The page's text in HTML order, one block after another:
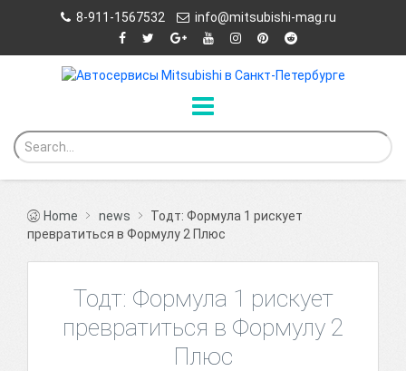
8-911-1567532 info@mitsubishi-mag.ru
Home news
Тодт: Формула 1 рискует
превратиться в Формулу 2 Плюс
Тодт: Формула 1 рискует
превратиться в Формулу 2
Плюс